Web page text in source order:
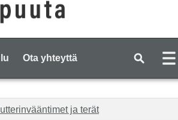
Ota yhteyttä
ja terät